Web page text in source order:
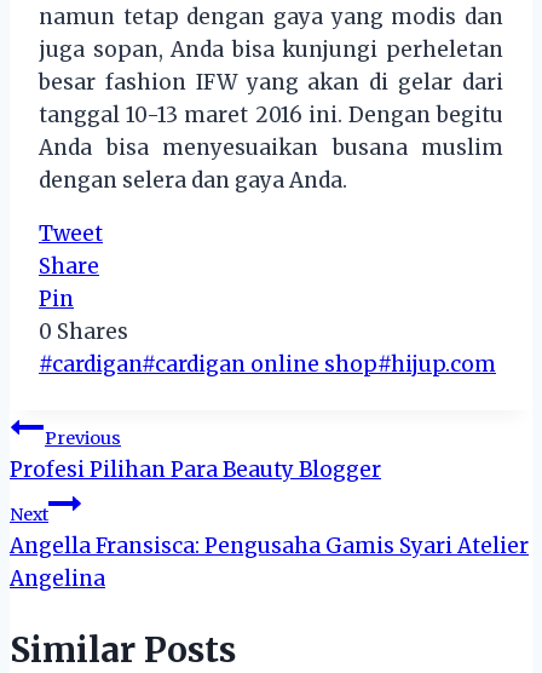
namun tetap dengan gaya yang modis dan
juga sopan, Anda bisa kunjungi perheletan
besar fashion IFW yang akan di gelar dari
tanggal 10-13 maret 2016 ini. Dengan begitu
Anda bisa menyesuaikan busana muslim
dengan selera dan gaya Anda.
Tweet
Share
Pin
0 Shares
Post
#cardigan#cardigan online shop#hijup.com
Post
navigation
Previous
Profesi Pilihan Para Beauty Blogger
Next
Angella Fransisca: Pengusaha Gamis Syari Atelier
Angelina
Similar Posts